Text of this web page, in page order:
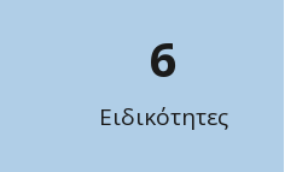
Ειδικότητες
6